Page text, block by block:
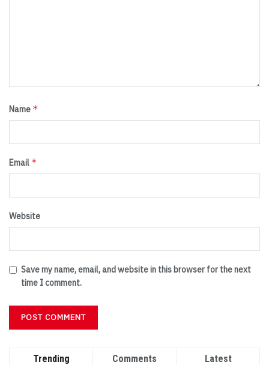
Name *
Email *
Website
Save my name, email, and website in this browser for the next
time I comment.
Trending Comments Latest